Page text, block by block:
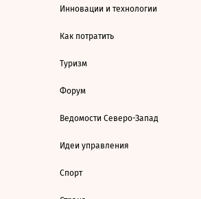
Инновации и технологии
Как потратить
Туризм
Форум
Ведомости Северо-Запад
Идеи управления
Спорт